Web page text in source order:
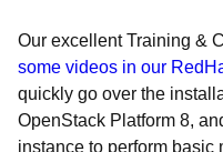
Our excellent Training &
some videos in our
quickly go over the
OpenStack Platform 8,
instance to perform basic